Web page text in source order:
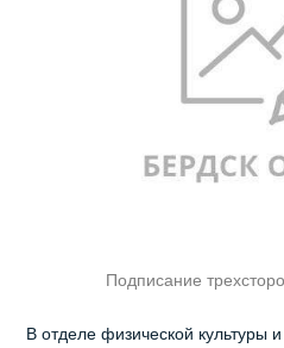
Подписание
В отделе физической культуры